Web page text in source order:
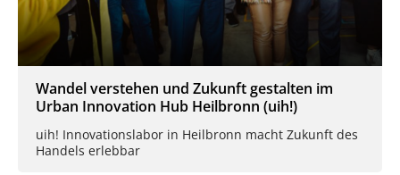
Wandel verstehen und Zukunft gestalten im
Urban Innovation Hub Heilbronn (uih!)
uih! Innovationslabor in Heilbronn macht Zukunft des
Handels erlebbar